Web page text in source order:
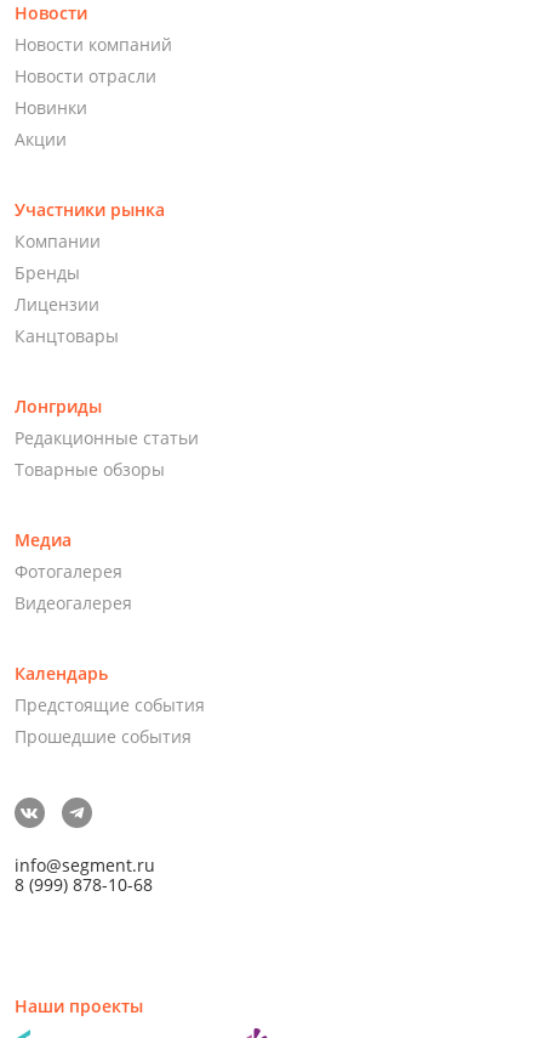
Новости
Новости компаний
Новости отрасли
Новинки
Акции
Участники рынка
Компании
Бренды
Лицензии
Канцтовары
Лонгриды
Редакционные статьи
Товарные обзоры
Медиа
Фотогалерея
Видеогалерея
Календарь
Предстоящие события
Прошедшие события
info@segment.ru
8 (999) 878-10-68
Наши проекты